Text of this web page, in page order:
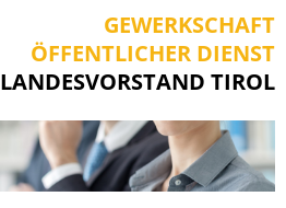
GEWERKSCHAFT
ÖFFENTLICHER DIENST
LANDESVORSTAND TIROL